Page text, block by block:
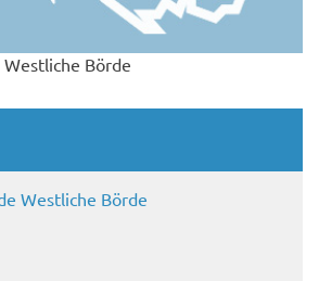
Börde
Westliche Börde